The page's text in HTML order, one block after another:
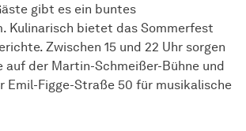
gibt es ein buntes
Kulinarisch bietet das Sommerfest
Zwischen 15 und 22 Uhr sorgen
auf der Martin-Schmeißer-Bühne und
Emil-Figge-Straße 50 für musikalische